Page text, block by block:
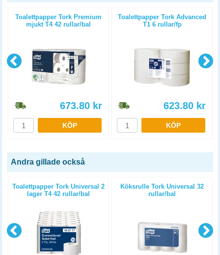
Toalettpapper Tork Premium
mjukt T4 42 rullar/bal
673.80 kr
KÖP
Toalettpapper Tork Advanced
T1 6 rullar/fp
623.80 kr
KÖP
Andra gillade också
Toalettpapper Tork Universal 2
lager T4 42 rullar/bal
Köksrulle Tork Universal 32
rullar/bal